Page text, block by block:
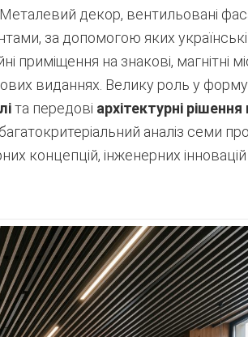
декор, вентильовані
за допомогою яких українські
приміщення на знакові, магнітні
виданнях. Велику роль у
та передові архітектурні рішення
аналіз семи
концепцій, інженерних інновацій